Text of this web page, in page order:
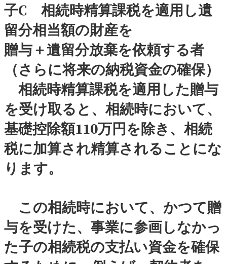
子C 相続時精算課税を適用し遺
留分相当額の財産を
贈与＋遺留分放棄を依頼する者
（さらに将来の納税資金の確保）
相続時精算課税を適用した贈与
を受け取ると、相続時において、
基礎控除額110万円を除き、相続
税に加算され精算されることにな
ります。
この相続時において、かつて贈
与を受けた、事業に参画しなかっ
た子の相続税の支払い資金を確保